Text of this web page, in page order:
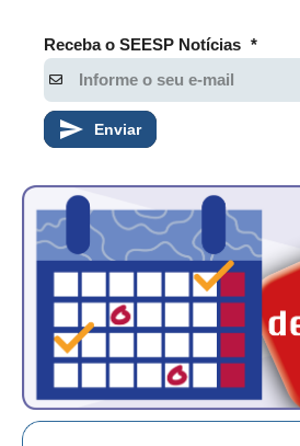
Receba o SEESP Notícias *
Enviar